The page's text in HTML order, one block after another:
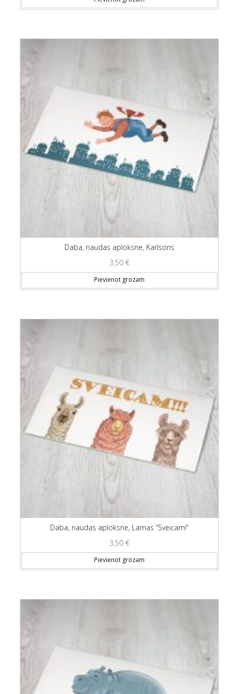
Daba, naudas aploksne, Karlsons
3,50 €
Pievienot grozam
Daba, naudas aploksne, Lamas “Sveicam!”
3,50 €
Pievienot grozam